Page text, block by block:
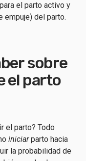
el parto activo y
empuje) del parto.
sobre
el parto
el parto? Todo
iniciarparto hacia
la probabilidad de